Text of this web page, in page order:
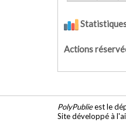
Actions
PolyPublieest le
Site développé à